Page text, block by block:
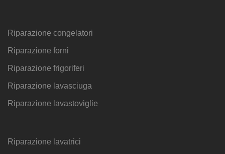
Riparazione congelatori
Riparazione forni
Riparazione frigoriferi
Riparazione lavasciuga
Riparazione lavastoviglie
Riparazione lavatrici